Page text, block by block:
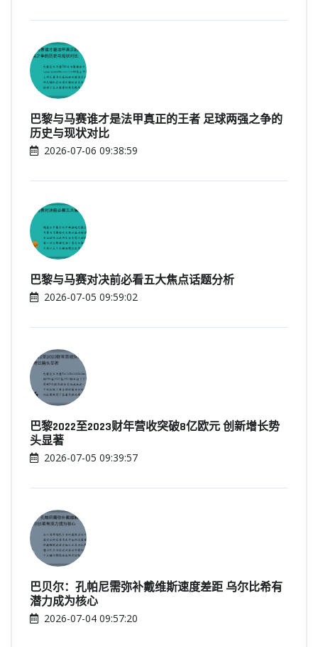
巴黎与马赛谁才是法甲真正的王者 足球两强之争的
历史与现状对比
2026-07-06 09:38:59
巴黎与马赛对决前必看五大焦点话题分析
2026-07-05 09:59:02
巴黎2022至2023财年营收突破8亿欧元 创新增长势
头显著
2026-07-05 09:39:57
巴贝尔：孔帕尼需弥补戴维斯速度差距 乌尔比希有
潜力成为核心
2026-07-04 09:57:20